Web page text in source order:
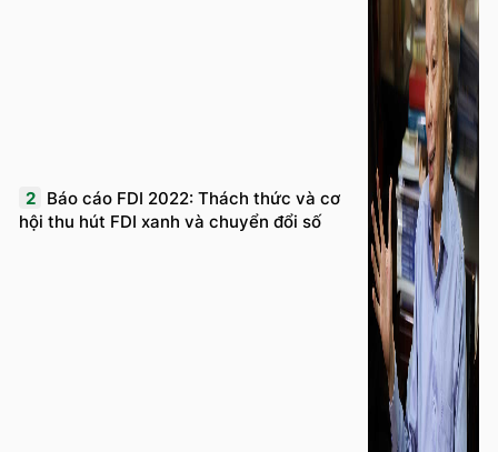
2
Báo cáo FDI 2022: Thách thức và cơ
hội thu hút FDI xanh và chuyển đổi số